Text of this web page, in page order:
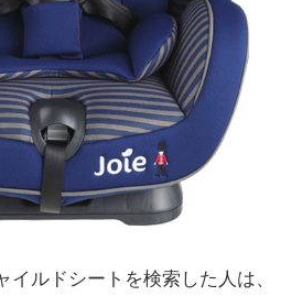
イルドシートを検索した人は、